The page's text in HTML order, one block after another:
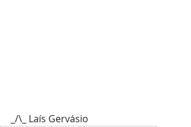
_/\_ Laís Gervásio